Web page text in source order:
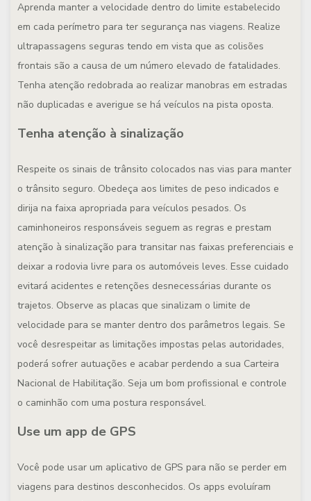
Aprenda manter a velocidade dentro do limite estabelecido
em cada perímetro para ter segurança nas viagens. Realize
ultrapassagens seguras tendo em vista que as colisões
frontais são a causa de um número elevado de fatalidades.
Tenha atenção redobrada ao realizar manobras em estradas
não duplicadas e averigue se há veículos na pista oposta.
Tenha atenção à sinalização
Respeite os sinais de trânsito colocados nas vias para manter
o trânsito seguro. Obedeça aos limites de peso indicados e
dirija na faixa apropriada para veículos pesados. Os
caminhoneiros responsáveis seguem as regras e prestam
atenção à sinalização para transitar nas faixas preferenciais e
deixar a rodovia livre para os automóveis leves. Esse cuidado
evitará acidentes e retenções desnecessárias durante os
trajetos. Observe as placas que sinalizam o limite de
velocidade para se manter dentro dos parâmetros legais. Se
você desrespeitar as limitações impostas pelas autoridades,
poderá sofrer autuações e acabar perdendo a sua Carteira
Nacional de Habilitação. Seja um bom profissional e controle
o caminhão com uma postura responsável.
Use um app de GPS
Você pode usar um aplicativo de GPS para não se perder em
viagens para destinos desconhecidos. Os apps evoluíram